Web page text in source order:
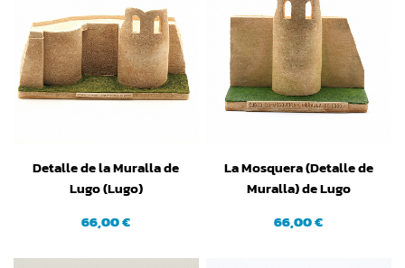
Detalle de la Muralla de
Lugo (Lugo)
66,00 €
La Mosquera (Detalle de
Muralla) de Lugo
66,00 €